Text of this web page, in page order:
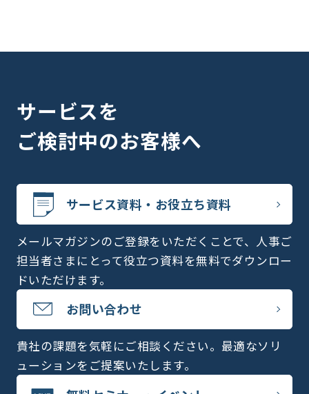
サービスを
ご検討中のお客様へ
サービス資料・お役立ち資料
メールマガジンのご登録をいただくことで、人事ご
担当者さまにとって役立つ資料を無料でダウンロー
ドいただけます。
お問い合わせ
貴社の課題を気軽にご相談ください。最適なソリ
ューションをご提案いたします。